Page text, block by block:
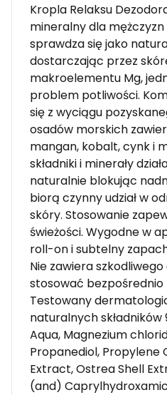
Kropla Relaksu
mineralny dla
sprawdza się jako
dostarczając przez
makroelementu Mg,
problem potliwości.
się z wyciągu
osadów morskich
mangan, kobalt, cynk i
składniki i minerały
naturalnie blokując
biorą czynny udział w
skóry. Stosowanie
świeżości. Wygodne w
roll-on i subtelny
Nie zawiera szkodliwego
stosować bezpośrednio
Testowany
naturalnych składników
Aqua, Magnezium
Propanediol, Propylene
Extract, Ostrea Shell
(and)